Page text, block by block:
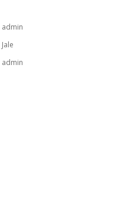
admin
Jale
admin